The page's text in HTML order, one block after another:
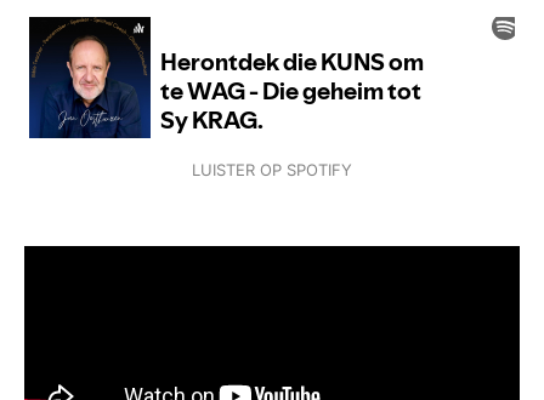
LUISTER OP SPOTIFY